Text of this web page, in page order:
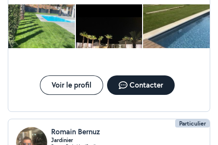
Voir le profil Contacter
Particulier
Romain Bernuz
Jardinier